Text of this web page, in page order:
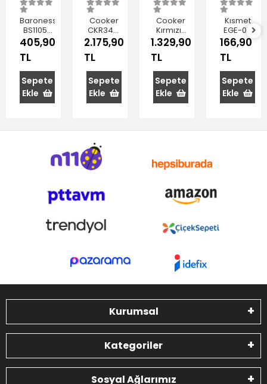
Baroness
BS11057
Akrilik
Baharatlık
Seti 6'lı
405,90
TL
Sepete
Ekle
Cooker
CKR3441
Kırmızı-
Beyaz
Kapaklı
Porselen
Baharat
Seti 7'li
2.175,90
TL
Sepete
Ekle
Cooker
Kırmızı-
Beyaz
Kapaklı
Cam
Baharatlık
Seti 3'lü
1.329,90
TL
Sepete
Ekle
Kısmet
EGE-02
430
Kalite
Ege
Büyük
Boy
Kapaklı
Metal
Baharatlık
166,90
TL
Sepete
Ekle
Kurumsal
Kategoriler
Sosyal Ağlarımız